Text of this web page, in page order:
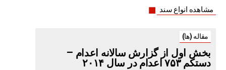
مشاهده انواع سند
مقاله (ها)
بخش اول از گزارش سالانه اعدام –
دستکم ۷۵۳ اعدام در سال ۲۰۱۴